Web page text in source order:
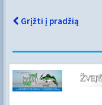
Grįžti į pradžią